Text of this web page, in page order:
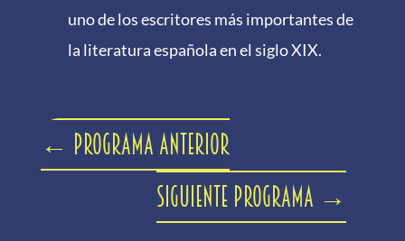
uno de los escritores más importantes de
la literatura española en el siglo XIX.
← Programa anterior
Siguiente programa →